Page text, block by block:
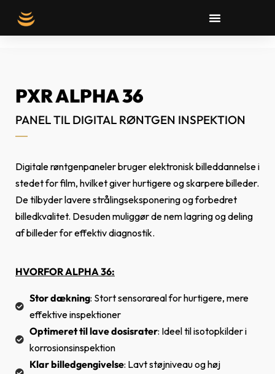
PXR ALPHA 36
PANEL TIL DIGITAL RØNTGEN INSPEKTION
Digitale røntgenpaneler bruger elektronisk billeddannelse i
stedet for film, hvilket giver hurtigere og skarpere billeder.
De tilbyder lavere strålingseksponering og forbedret
billedkvalitet. Desuden muliggør de nem lagring og deling
af billeder for effektiv diagnostik.
HVORFOR ALPHA 36:
Stor dækning: Stort sensorareal for hurtigere, mere
effektive inspektioner
Optimeret til lave dosisrater: Ideel til isotopkilder i
korrosionsinspektion
Klar billedgengivelse: Lavt støjniveau og høj